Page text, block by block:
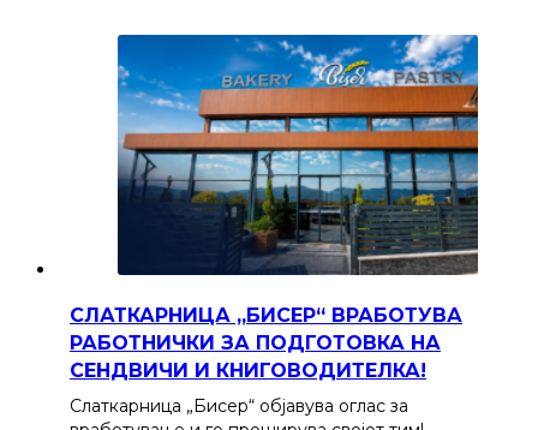
СЛАТКАРНИЦА „БИСЕР“ ВРАБОТУВА
РАБОТНИЧКИ ЗА ПОДГОТОВКА НА
СЕНДВИЧИ И КНИГОВОДИТЕЛКА!
Слаткарница „Бисер“ објавува оглас за